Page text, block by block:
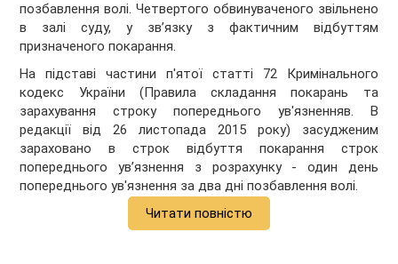
позбавлення волі. Четвертого обвинуваченого звільнено
в залі суду, у зв’язку з фактичним відбуттям
призначеного покарання.
На підставі частини п'ятої статті 72 Кримінального
кодекс України (Правила складання покарань та
зарахування строку попереднього ув'язненняв. В
редакції від 26 листопада 2015 року) засудженим
зараховано в строк відбуття покарання строк
попереднього ув’язнення з розрахунку - один день
попереднього ув'язнення за два дні позбавлення волі.
Читати повністю